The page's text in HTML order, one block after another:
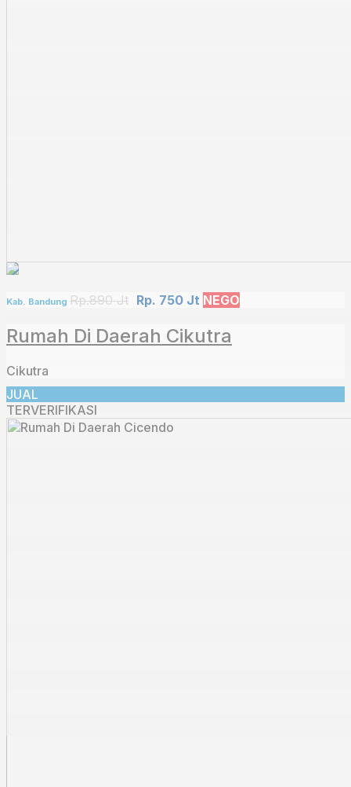
Kab. Bandung Rp.890 Jt Rp. 750 Jt NEGO
Rumah Di Daerah Cikutra
Cikutra
JUAL
TERVERIFIKASI